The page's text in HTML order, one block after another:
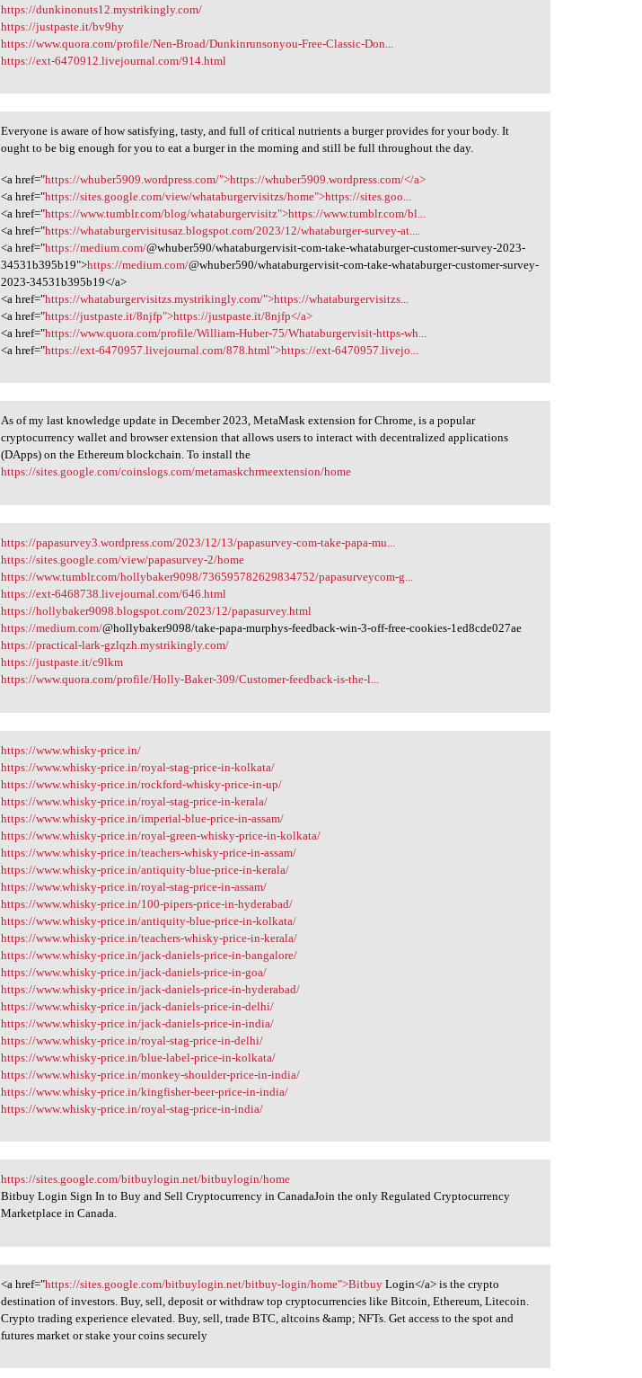
https://dunkinonuts12.mystrikingly.com/
https://justpaste.it/bv9hy
https://www.quora.com/profile/Nen-Broad/Dunkinrunsonyou-Free-Classic-Don...
https://ext-6470912.livejournal.com/914.html
Everyone is aware of how
Everyone is aware of how satisfying, tasty, and full of critical nutrients a burger provides for your body. It
ought to be big enough for you to eat a burger in the morning and still be full throughout the day.
<a href="https://whuber5909.wordpress.com/">https://whuber5909.wordpress.com/</a>
<a href="https://sites.google.com/view/whataburgervisitzs/home">https://sites.goo...
<a href="https://www.tumblr.com/blog/whataburgervisitz">https://www.tumblr.com/bl...
<a href="https://whataburgervisitusaz.blogspot.com/2023/12/whataburger-survey-at....
<a href="https://medium.com/@whuber590/whataburgervisit-com-take-whataburger-customer-survey-2023-
34531b395b19">https://medium.com/@whuber590/whataburgervisit-com-take-whataburger-customer-survey-
2023-34531b395b19</a>
<a href="https://whataburgervisitzs.mystrikingly.com/">https://whataburgervisitzs...
<a href="https://justpaste.it/8njfp">https://justpaste.it/8njfp</a>
<a href="https://www.quora.com/profile/William-Huber-75/Whataburgervisit-https-wh...
<a href="https://ext-6470957.livejournal.com/878.html">https://ext-6470957.livejo...
As of my last knowledge
As of my last knowledge update in December 2023, MetaMask extension for Chrome, is a popular
cryptocurrency wallet and browser extension that allows users to interact with decentralized applications
(DApps) on the Ethereum blockchain. To install the
https://sites.google.com/coinslogs.com/metamaskchrmeextension/home
https://papasurvey3.wordpress
https://papasurvey3.wordpress.com/2023/12/13/papasurvey-com-take-papa-mu...
https://sites.google.com/view/papasurvey-2/home
https://www.tumblr.com/hollybaker9098/736595782629834752/papasurveycom-g...
https://ext-6468738.livejournal.com/646.html
https://hollybaker9098.blogspot.com/2023/12/papasurvey.html
https://medium.com/@hollybaker9098/take-papa-murphys-feedback-win-3-off-free-cookies-1ed8cde027ae
https://practical-lark-gzlqzh.mystrikingly.com/
https://justpaste.it/c9lkm
https://www.quora.com/profile/Holly-Baker-309/Customer-feedback-is-the-l...
https://www.whisky-price.in/
https://www.whisky-price.in/
https://www.whisky-price.in/royal-stag-price-in-kolkata/
https://www.whisky-price.in/rockford-whisky-price-in-up/
https://www.whisky-price.in/royal-stag-price-in-kerala/
https://www.whisky-price.in/imperial-blue-price-in-assam/
https://www.whisky-price.in/royal-green-whisky-price-in-kolkata/
https://www.whisky-price.in/teachers-whisky-price-in-assam/
https://www.whisky-price.in/antiquity-blue-price-in-kerala/
https://www.whisky-price.in/royal-stag-price-in-assam/
https://www.whisky-price.in/100-pipers-price-in-hyderabad/
https://www.whisky-price.in/antiquity-blue-price-in-kolkata/
https://www.whisky-price.in/teachers-whisky-price-in-kerala/
https://www.whisky-price.in/jack-daniels-price-in-bangalore/
https://www.whisky-price.in/jack-daniels-price-in-goa/
https://www.whisky-price.in/jack-daniels-price-in-hyderabad/
https://www.whisky-price.in/jack-daniels-price-in-delhi/
https://www.whisky-price.in/jack-daniels-price-in-india/
https://www.whisky-price.in/royal-stag-price-in-delhi/
https://www.whisky-price.in/blue-label-price-in-kolkata/
https://www.whisky-price.in/monkey-shoulder-price-in-india/
https://www.whisky-price.in/kingfisher-beer-price-in-india/
https://www.whisky-price.in/royal-stag-price-in-india/
https://sites.google.com
https://sites.google.com/bitbuylogin.net/bitbuylogin/home
Bitbuy Login Sign In to Buy and Sell Cryptocurrency in CanadaJoin the only Regulated Cryptocurrency
Marketplace in Canada.
<a href="https://sites.google
<a href="https://sites.google.com/bitbuylogin.net/bitbuy-login/home">Bitbuy Login</a> is the crypto
destination of investors. Buy, sell, deposit or withdraw top cryptocurrencies like Bitcoin, Ethereum, Litecoin.
Crypto trading experience elevated. Buy, sell, trade BTC, altcoins &amp; NFTs. Get access to the spot and
futures market or stake your coins securely